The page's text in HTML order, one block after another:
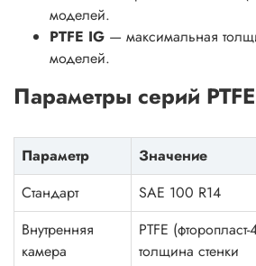
моделей.
PTFE IG — максимальная
моделей.
Параметры серий
Параметр
Значение
Стандарт
SAE 100 R14
Внутренняя
камера
PTFE
толщина стенки